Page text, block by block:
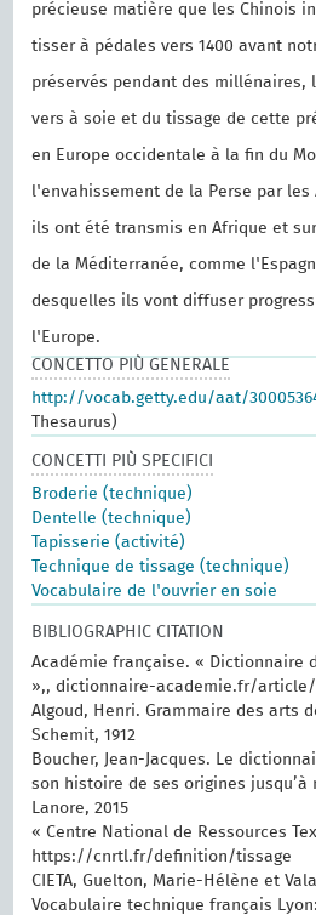
précieuse matière que les Chinois
tisser à pédales vers 1400 avant
préservés pendant des millénaires,
vers à soie et du tissage de cette
en Europe occidentale à la fin du
l'envahissement de la Perse par les
ils ont été transmis en Afrique et
de la Méditerranée, comme
desquelles ils vont diffuser
l'Europe.
CONCETTO PIÙ GENERALE
http://vocab.getty.edu/aat/
Thesaurus)
CONCETTI PIÙ SPECIFICI
Broderie (technique)
Dentelle (technique)
Tapisserie (activité)
Technique de tissage (technique)
Vocabulaire de l'ouvrier en soie
BIBLIOGRAPHIC CITATION
Académie française. « Dictionnaire
»,, dictionnaire-academie.fr/article/
Algoud, Henri. Grammaire des arts
Schemit, 1912
Boucher, Jean-Jacques. Le
son histoire de ses origines jusqu’à
Lanore, 2015
« Centre National de Ressources
https://cnrtl.fr/definition/tissage
CIETA, Guelton, Marie-Hélène et
Vocabulaire technique français